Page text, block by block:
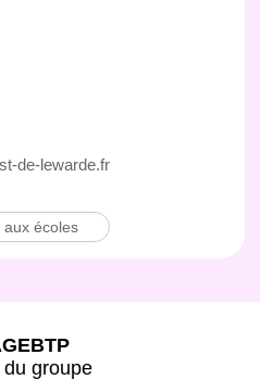
de-lewarde.fr
aux écoles
groupe